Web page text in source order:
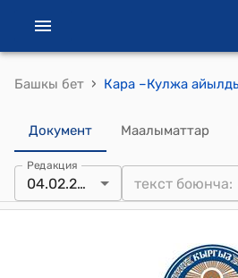
Башкы бет ›
Документ Маалыматтар
Редакция
04.02.2021